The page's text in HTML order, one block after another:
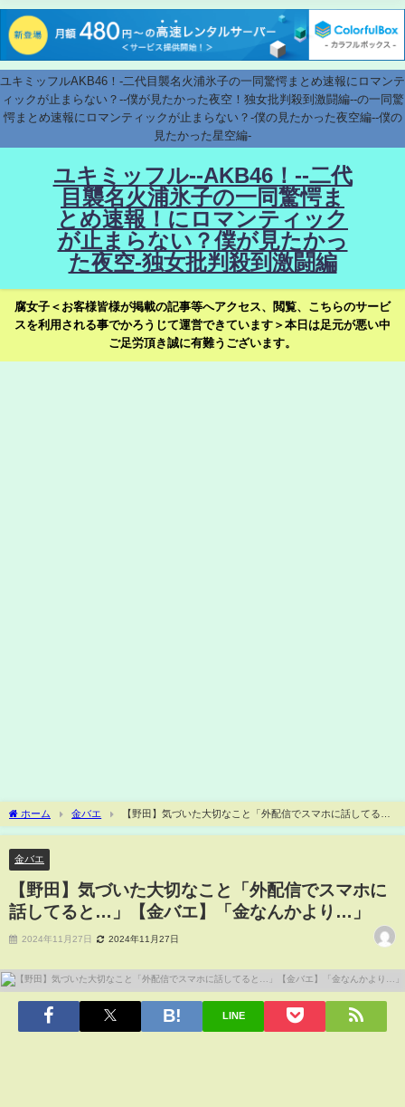
ユキミッフルAKB46！-二代目襲名火浦氷子の一同驚愕まとめ速報にロマンテ
ィックが止まらない？--僕が見たかった夜空！独女批判殺到激闘編--の一同驚
愕まとめ速報にロマンティックが止まらない？-僕の見たかった夜空編--僕の
見たかった星空編-
ユキミッフル--AKB46！--二代
目襲名火浦氷子の一同驚愕ま
とめ速報！にロマンティック
が止まらない？僕が見たかっ
た夜空-独女批判殺到激闘編
腐女子＜お客様皆様が掲載の記事等へアクセス、閲覧、こちらのサービ
スを利用される事でかろうじて運営できています＞本日は足元が悪い中
ご足労頂き誠に有難うございます。
ホーム 金バエ
【野田】気づいた大切なこと「外配信でスマホに話してる
と…」【金バエ】「金なんかより…」
金バエ
【野田】気づいた大切なこと「外配信でスマホに
話してると…」【金バエ】「金なんかより…」
2024年11月27日 2024年11月27日
LINE